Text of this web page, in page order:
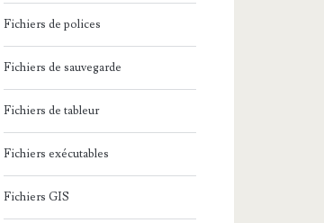
Fichiers de polices
Fichiers de sauvegarde
Fichiers de tableur
Fichiers exécutables
Fichiers GIS